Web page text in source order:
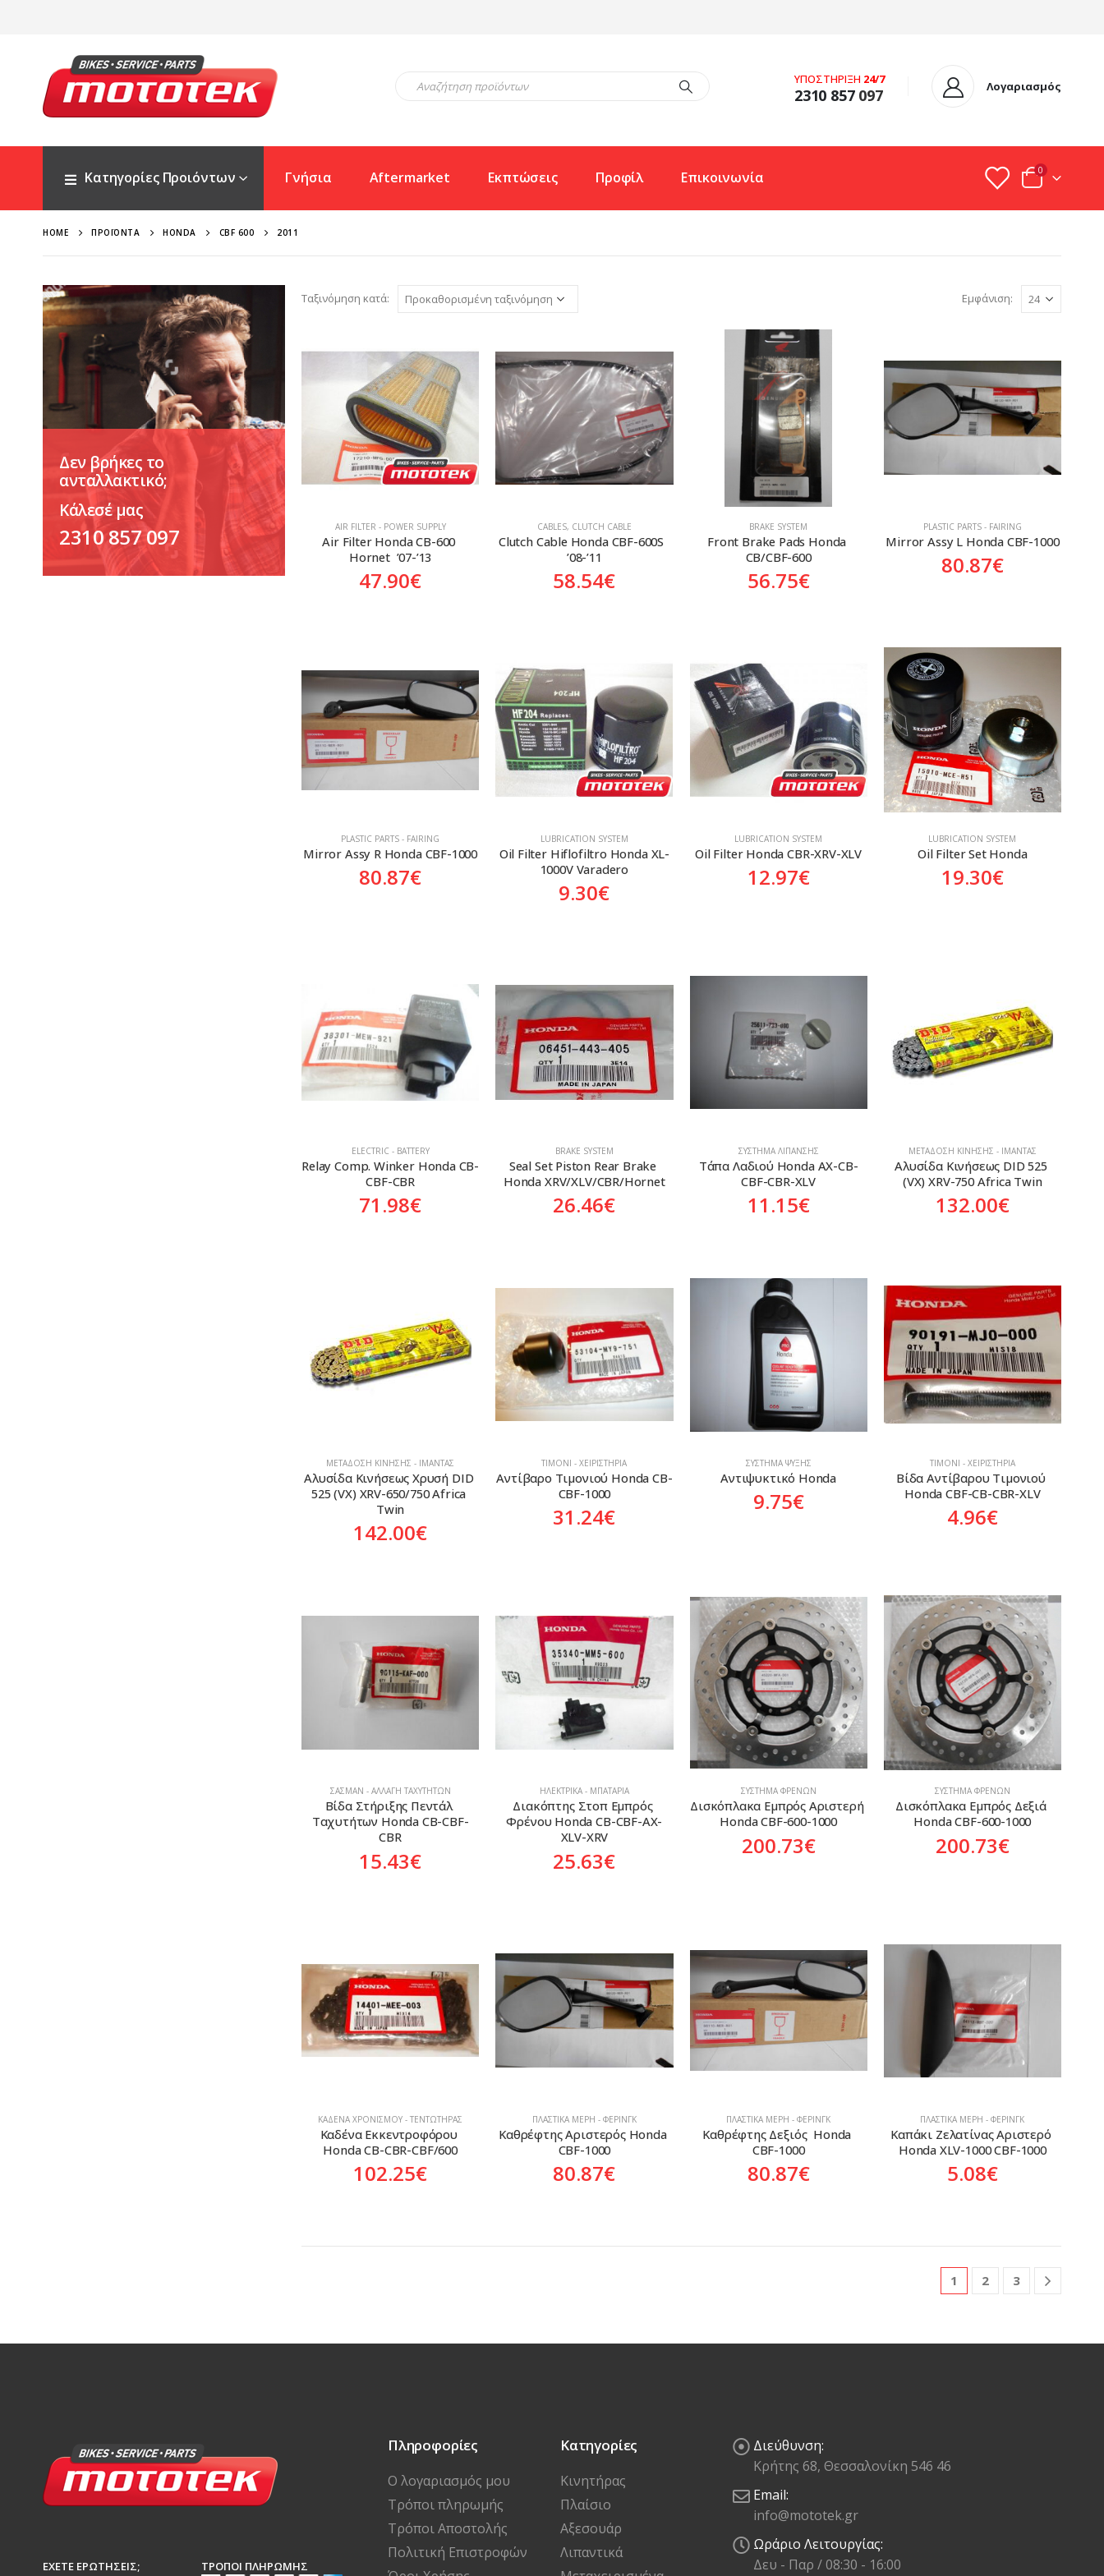
ΥΠΟΣΤΗΡΙΞΗ 24/7
2310 857097 Λογαριασμός
Κατηγορίες Προιόντων Γνήσια Aftermarket Εκπτώσεις Προφίλ Επικοινωνία 0
HOME ΠΡΟΪΌΝΤΑ HONDA CBF 600 2011
Ταξινόμηση κατά: Εμφάνιση:
AIR FILTER - POWER SUPPLY
Air Filter Honda CB-600
Hornet  ’07-’13
47.90€
CABLES, CLUTCH CABLE
Clutch Cable Honda CBF-600S
’08-’11
58.54€
BRAKE SYSTEM
Front Brake Pads Honda
CB/CBF-600
56.75€
PLASTIC PARTS - FAIRING
Mirror Assy L Honda CBF-1000
80.87€
PLASTIC PARTS - FAIRING
Mirror Assy R Honda CBF-1000
80.87€
LUBRICATION SYSTEM
Oil Filter Hiflofiltro Honda XL-
1000V Varadero
9.30€
LUBRICATION SYSTEM
Oil Filter Honda CBR-XRV-XLV
12.97€
LUBRICATION SYSTEM
Oil Filter Set Honda
19.30€
ELECTRIC - BATTERY
Relay Comp. Winker Honda CB-
CBF-CBR
71.98€
BRAKE SYSTEM
Seal Set Piston Rear Brake
Honda XRV/XLV/CBR/Hornet
26.46€
ΣΎΣΤΗΜΑ ΛΊΠΑΝΣΗΣ
Tάπα Λαδιού Honda AX-CB-
CBF-CBR-XLV
11.15€
ΜΕΤΆΔΟΣΗ ΚΊΝΗΣΗΣ - ΙΜΆΝΤΑΣ
Αλυσίδα Κινήσεως DID 525
(VX) XRV-750 Africa Twin
132.00€
ΜΕΤΆΔΟΣΗ ΚΊΝΗΣΗΣ - ΙΜΆΝΤΑΣ
Αλυσίδα Κινήσεως Χρυσή DID
525 (VX) XRV-650/750 Africa
Twin
142.00€
ΤΙΜΌΝΙ - ΧΕΙΡΙΣΤΉΡΙΑ
Αντίβαρο Τιμονιού Honda CB-
CBF-1000
31.24€
ΣΎΣΤΗΜΑ ΨΎΞΗΣ
Αντιψυκτικό Honda
9.75€
ΤΙΜΌΝΙ - ΧΕΙΡΙΣΤΉΡΙΑ
Βίδα Αντίβαρου Τιμονιού
Honda CBF-CB-CBR-XLV
4.96€
ΣΑΣΜΆΝ - ΑΛΛΑΓΉ ΤΑΧΥΤΉΤΩΝ
Βίδα Στήριξης Πεντάλ
Ταχυτήτων Honda CB-CBF-
CBR
15.43€
ΗΛΕΚΤΡΙΚΆ - ΜΠΑΤΑΡΊΑ
Διακόπτης Στoπ Εμπρός
Φρένου Honda CB-CBF-AX-
XLV-XRV
25.63€
ΣΎΣΤΗΜΑ ΦΡΈΝΩΝ
Δισκόπλακα Εμπρός Αριστερή
Honda CBF-600-1000
200.73€
ΣΎΣΤΗΜΑ ΦΡΈΝΩΝ
Δισκόπλακα Εμπρός Δεξιά
Honda CBF-600-1000
200.73€
ΚΑΔΈΝΑ ΧΡΟΝΙΣΜΟΎ - ΤΕΝΤΩΤΉΡΑΣ
Καδένα Εκκεντροφόρου
Honda CB-CBR-CBF/600
102.25€
ΠΛΑΣΤΙΚΆ ΜΈΡΗ - ΦΈΡΙΝΓΚ
Καθρέφτης Αριστερός Honda
CBF-1000
80.87€
ΠΛΑΣΤΙΚΆ ΜΈΡΗ - ΦΈΡΙΝΓΚ
Καθρέφτης Δεξιός  Honda
CBF-1000
80.87€
ΠΛΑΣΤΙΚΆ ΜΈΡΗ - ΦΈΡΙΝΓΚ
Καπάκι Ζελατίνας Αριστερό
Honda XLV-1000 CBF-1000
5.08€
1 2 3
Δεν βρήκες το
ανταλλακτικό;
Κάλεσέ μας
2310 857 097
ΈΧΕΤΕ ΕΡΩΤΉΣΕΙΣ; ΤΡΌΠΟΙ ΠΛΗΡΩΜΉΣ
Πληροφορίες
Ο λογαριασμός μου
Τρόποι πληρωμής
Τρόποι Αποστολής
Πολιτική Επιστροφών
Κατηγορίες
Κινητήρας
Πλαίσιο
Αξεσουάρ
Λιπαντικά
Διεύθυνση:
Κρήτης 68, Θεσσαλονίκη 546 46
Email:
info@mototek.gr
Ωράριο Λειτουργίας:
Δευ - Παρ / 08:30 - 16:00